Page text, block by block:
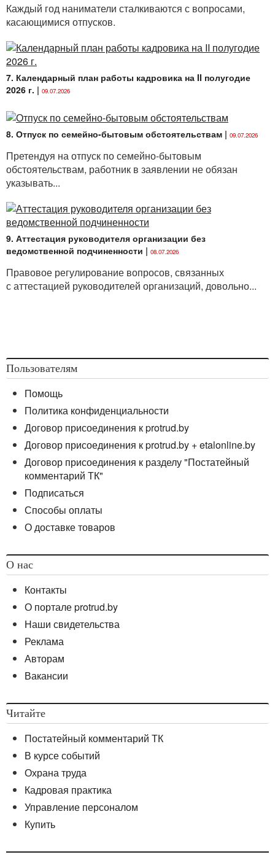
Каждый год наниматели сталкиваются с вопросами,
касающимися отпусков.
7. Календарный план работы кадровика на II полугодие
2026 г. | 09.07.2026
8. Отпуск по семейно-бытовым обстоятельствам | 09.07.2026
Претендуя на отпуск по семейно-бытовым
обстоятельствам, работник в заявлении не обязан
указывать...
9. Аттестация руководителя организации без
ведомственной подчиненности | 08.07.2026
Правовое регулирование вопросов, связанных
с аттестацией руководителей организаций, довольно...
Пользователям
Помощь
Политика конфиденциальности
Договор присоединения к protrud.by
Договор присоединения к protrud.by + etalonline.by
Договор присоединения к разделу "Постатейный
комментарий ТК"
Подписаться
Способы оплаты
О доставке товаров
О нас
Контакты
О портале protrud.by
Наши свидетельства
Реклама
Авторам
Вакансии
Читайте
Постатейный комментарий ТК
В курсе событий
Охрана труда
Кадровая практика
Управление персоналом
Купить